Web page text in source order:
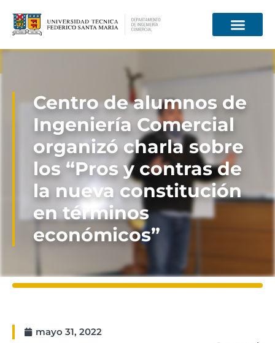
Centro de alumnos de
Ingeniería Comercial
organizó charla sobre
los “Pros y contras de
la nueva constitución
en términos
económicos”
mayo 31, 2022